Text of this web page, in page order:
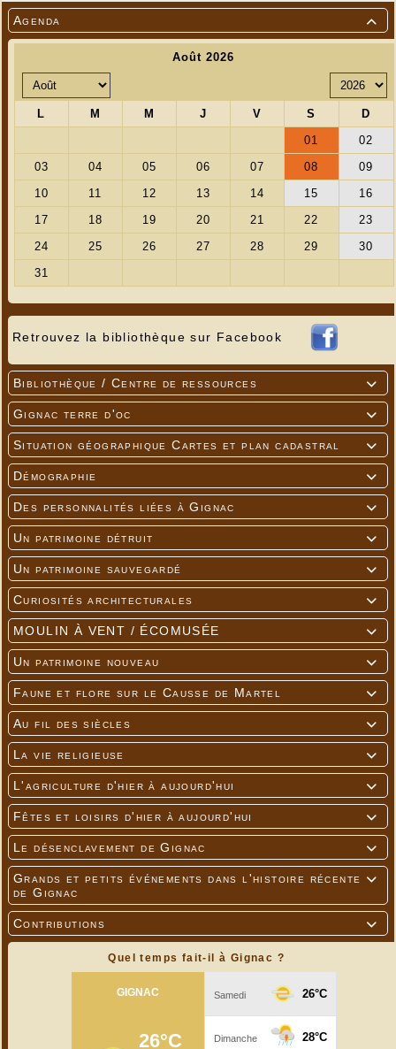

Agenda
Retrouvez la bibliothèque sur Facebook

Bibliothèque / Centre de ressources

Gignac terre d'oc

Situation géographique Cartes et plan cadastral

Démographie

Des personnalités liées à Gignac

Un patrimoine détruit

Un patrimoine sauvegardé

Curiosités architecturales

MOULIN À VENT / ÉCOMUSÉE

Un patrimoine nouveau

Faune et flore sur le Causse de Martel

Au fil des siècles

La vie religieuse

L'agriculture d'hier à aujourd'hui

Fêtes et loisirs d'hier à aujourd'hui

Le désenclavement de Gignac

Grands et petits événements dans l'histoire récente
de Gignac

Contributions
Quel temps fait-il à Gignac ?